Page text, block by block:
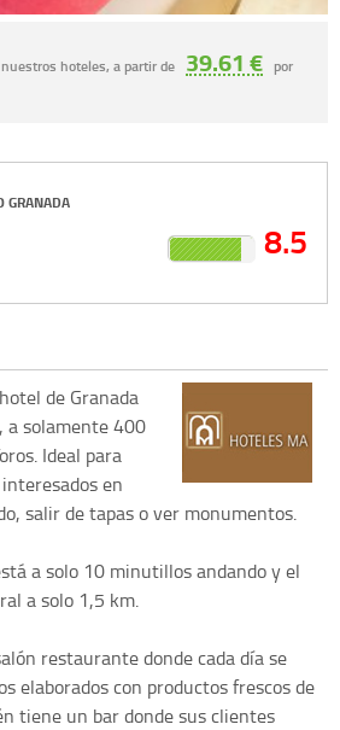
hoteles, a partir de 39.61 € por
GRANADA
8.5
de Granada
a solamente 400
Ideal para
en
salir de tapas o ver monumentos.
a solo 10 minutillos andando y el
a solo 1,5 km.
restaurante donde cada día se
elaborados con productos frescos de
tiene un bar donde sus clientes